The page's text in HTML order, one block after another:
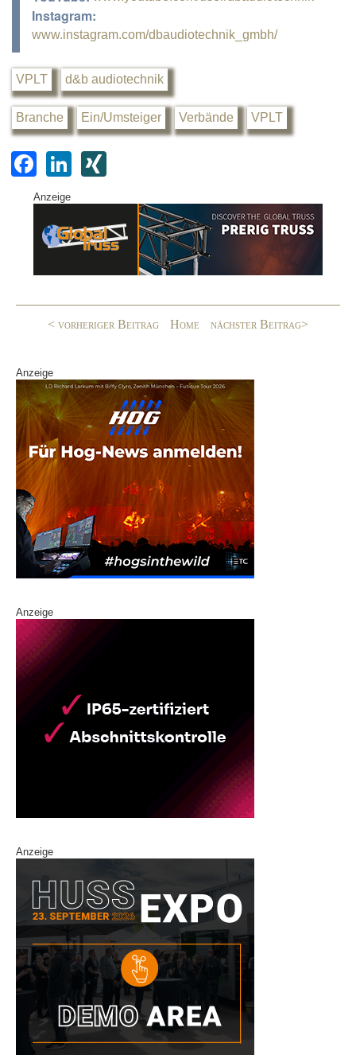
Instagram:
www.instagram.com/dbaudiotechnik_gmbh/
VPLT d&b audiotechnik
Branche Ein/Umsteiger Verbände VPLT
F
a
c
e
o
Li
k
e
G
Anzeige
< vorheriger Beitrag Home nächster Beitrag>
Anzeige
Anzeige
Anzeige